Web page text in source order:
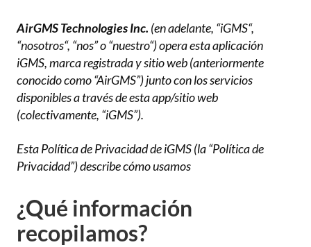
AirGMS Technologies Inc. (en adelante, “iGMS“,
“nosotros“, “nos” o “nuestro“) opera esta aplicación
iGMS, marca registrada y sitio web (anteriormente
conocido como “AirGMS”) junto con los servicios
disponibles a través de esta app/sitio web
(colectivamente, “iGMS”).
Esta Política de Privacidad de iGMS (la “Política de
Privacidad”) describe cómo usamos
¿Qué información
recopilamos?